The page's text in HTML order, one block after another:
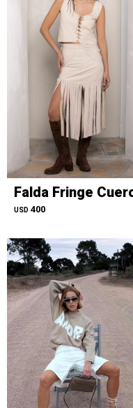
Falda Fringe
USD 400